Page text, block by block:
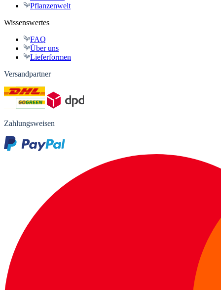
Pflanzenwelt
Wissenswertes
FAQ
Über uns
Lieferformen
Versandpartner
Zahlungsweisen